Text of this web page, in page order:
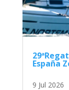
España
9 Jul 2026